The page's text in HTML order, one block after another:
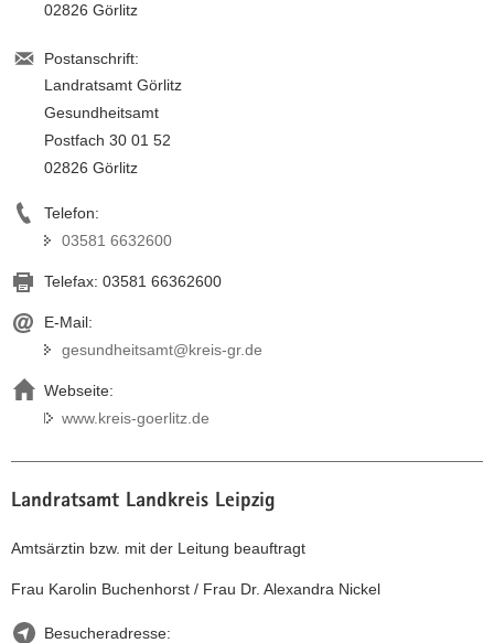
02826 Görlitz
Postanschrift:
Landratsamt Görlitz
Gesundheitsamt
Postfach 30 01 52
02826 Görlitz
Telefon:
03581 6632600
Telefax: 03581 66362600
E-Mail:
gesundheitsamt@kreis-gr.de
Webseite:
www.kreis-goerlitz.de
Landratsamt Landkreis Leipzig
Amtsärztin bzw. mit der Leitung beauftragt
Frau Karolin Buchenhorst / Frau Dr. Alexandra Nickel
Besucheradresse: